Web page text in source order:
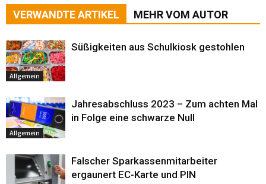
VERWANDTE ARTIKEL MEHR VOM AUTOR
Allgemein
Süßigkeiten aus Schulkiosk gestohlen
Allgemein
Jahresabschluss 2023 – Zum achten Mal
in Folge eine schwarze Null
Falscher Sparkassenmitarbeiter
ergaunert EC-Karte und PIN